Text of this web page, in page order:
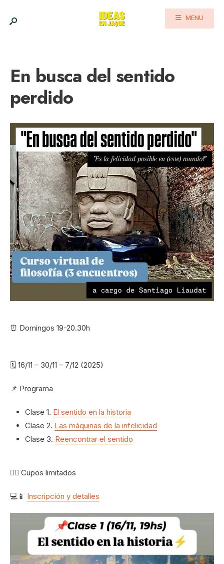
MENU
En busca del sentido
perdido
⏰ Domingos 19-20.30h
🗓 16/11 – 30/11 – 7/12 (2025)
📌 Programa
Clase 1. El sentido en la historia
Clase 2. Las máquinas de la infelicidad
Clase 3. Reencontrar el sentido
👉🏽 Cupos limitados
💻📱 Inscripción y detalles